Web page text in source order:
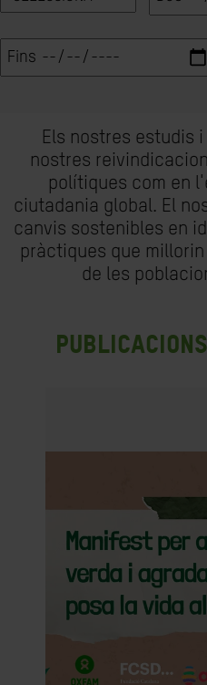
Els nostres estudis
nostres
polítiques com en
ciutadania global. El
canvis sostenibles en
pràctiques que
de les